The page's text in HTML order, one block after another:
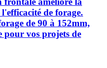
de forage.
de 90 à 152mm,
pour vos projets de